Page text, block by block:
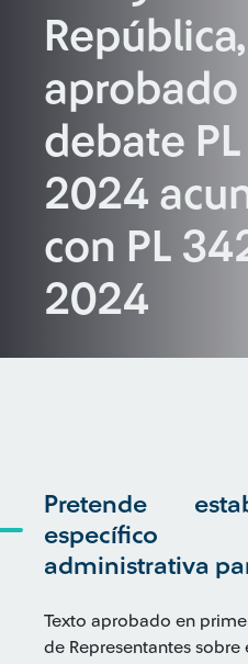
aprobado
debate
2024
con PL
2024
Pretende
específico
administrativa
Texto aprobado en
de Representantes